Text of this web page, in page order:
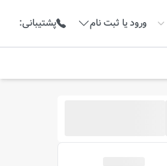
ورود یا ثبت نام پشتیبانی: